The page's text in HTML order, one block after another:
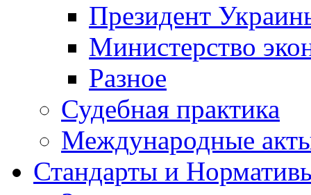
Президент
Министерство
Разное
Судебная практика
Международные
Стандарты и